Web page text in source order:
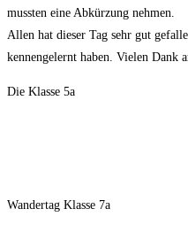
mussten eine Abkürzung nehmen.
Allen hat dieser Tag sehr gut
kennengelernt haben. Vielen Dank
Die Klasse 5a
Wandertag Klasse 7a